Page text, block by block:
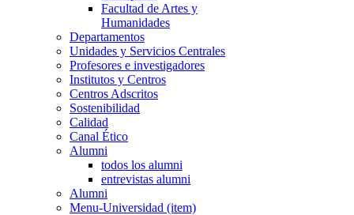
Facultad de Artes y
Humanidades
Departamentos
Unidades y Servicios Centrales
Profesores e investigadores
Institutos y Centros
Centros Adscritos
Sostenibilidad
Calidad
Canal Ético
Alumni
todos los alumni
entrevistas alumni
Alumni
Menu-Universidad (item)